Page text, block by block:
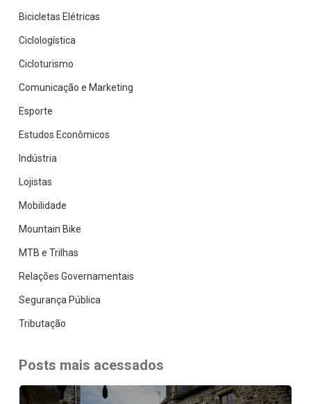
Bicicletas Elétricas
Ciclologística
Cicloturismo
Comunicação e Marketing
Esporte
Estudos Econômicos
Indústria
Lojistas
Mobilidade
Mountain Bike
MTB e Trilhas
Relações Governamentais
Segurança Pública
Tributação
Posts mais acessados